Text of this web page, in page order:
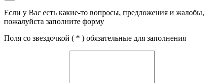
Если у Вас есть какие-то вопросы, предложения и жалобы,
пожалуйста заполните форму
Поля со звездочкой ( * ) обязательные для заполнения